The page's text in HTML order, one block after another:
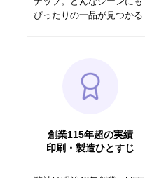
ぴったりの一品が見つかる
創業115年超の実績
印刷・製造ひとすじ